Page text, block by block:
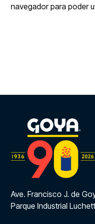
navegador para poder
Ave. Francisco J. de
Parque Industrial